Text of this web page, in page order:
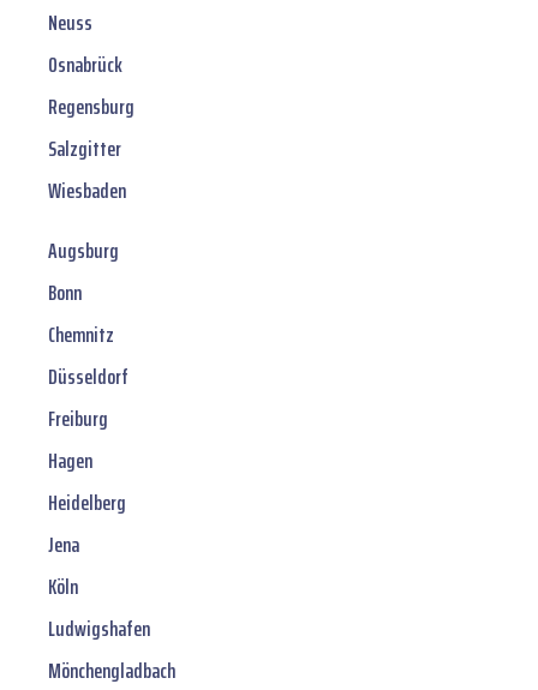
Neuss
Osnabrück
Regensburg
Salzgitter
Wiesbaden
Augsburg
Bonn
Chemnitz
Düsseldorf
Freiburg
Hagen
Heidelberg
Jena
Köln
Ludwigshafen
Mönchengladbach